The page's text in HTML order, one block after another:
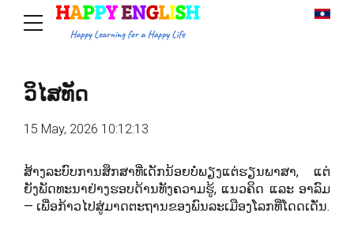
ວິໄສທັດ
15 May, 2026 10:12:13
ສ້າງລະບົບການສຶກສາທີ່ເດັກນ້ອຍບໍ່ພຽງແຕ່ຮຽນພາສາ, ແຕ່
ຍັງພັດທະນາຢ່າງຮອບດ້ານທັງຄວາມຮູ້, ແນວຄິດ ແລະ ອາລົມ
— ເພື່ອກ້າວໄປສູ່ມາດຕະຖານຂອງພົນລະເມືອງໂລກທີ່ໂດດເດັ່ນ.